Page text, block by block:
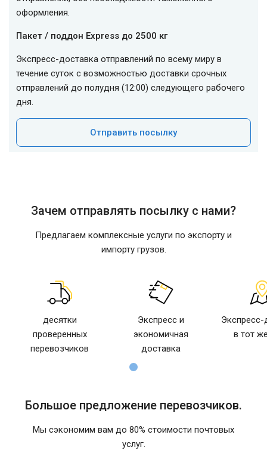
оформления.
Пакет / поддон Express до 2500 кг
Экспресс-доставка отправлений по всему миру в
течение суток с возможностью доставки срочных
отправлений до полудня (12:00) следующего рабочего
дня.
Отправить посылку
Зачем отправлять посылку с нами?
Предлагаем комплексные услуги по экспорту и
импорту грузов.
десятки
проверенных
перевозчиков
Экспресс и
экономичная
доставка
Экспресс-
в тот
Большое предложение перевозчиков.
Мы сэкономим вам до 80% стоимости почтовых
услуг.